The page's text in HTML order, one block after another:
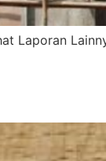
Laporan